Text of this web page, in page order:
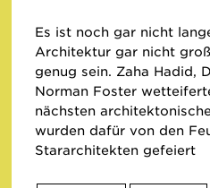
Es ist noch gar nicht
Architektur gar nicht
genug sein. Zaha Hadid,
Norman Foster
nächsten
wurden dafür von den
Stararchitekten gefeiert